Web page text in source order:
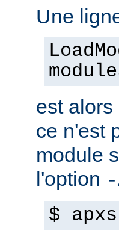
Une
est
ce n'est
module
l'option
$